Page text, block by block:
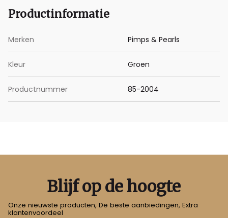
Productinformatie
Merken Pimps & Pearls
Kleur Groen
Productnummer 85-2004
Blijf op de hoogte
Onze nieuwste producten, De beste aanbiedingen, Extra
klantenvoordeel